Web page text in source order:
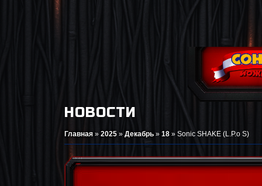
НОВОСТИ
Главная » 2025 » Декабрь » 18 » Sonic SHAKE (L.P.o S)